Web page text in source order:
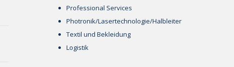
Professional Services
Photronik/Lasertechnologie/Halbleiter
Textil und Bekleidung
Logistik